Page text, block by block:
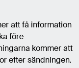
att få information
före
kommer att
efter sändningen.